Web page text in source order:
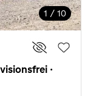
1 / 10
·